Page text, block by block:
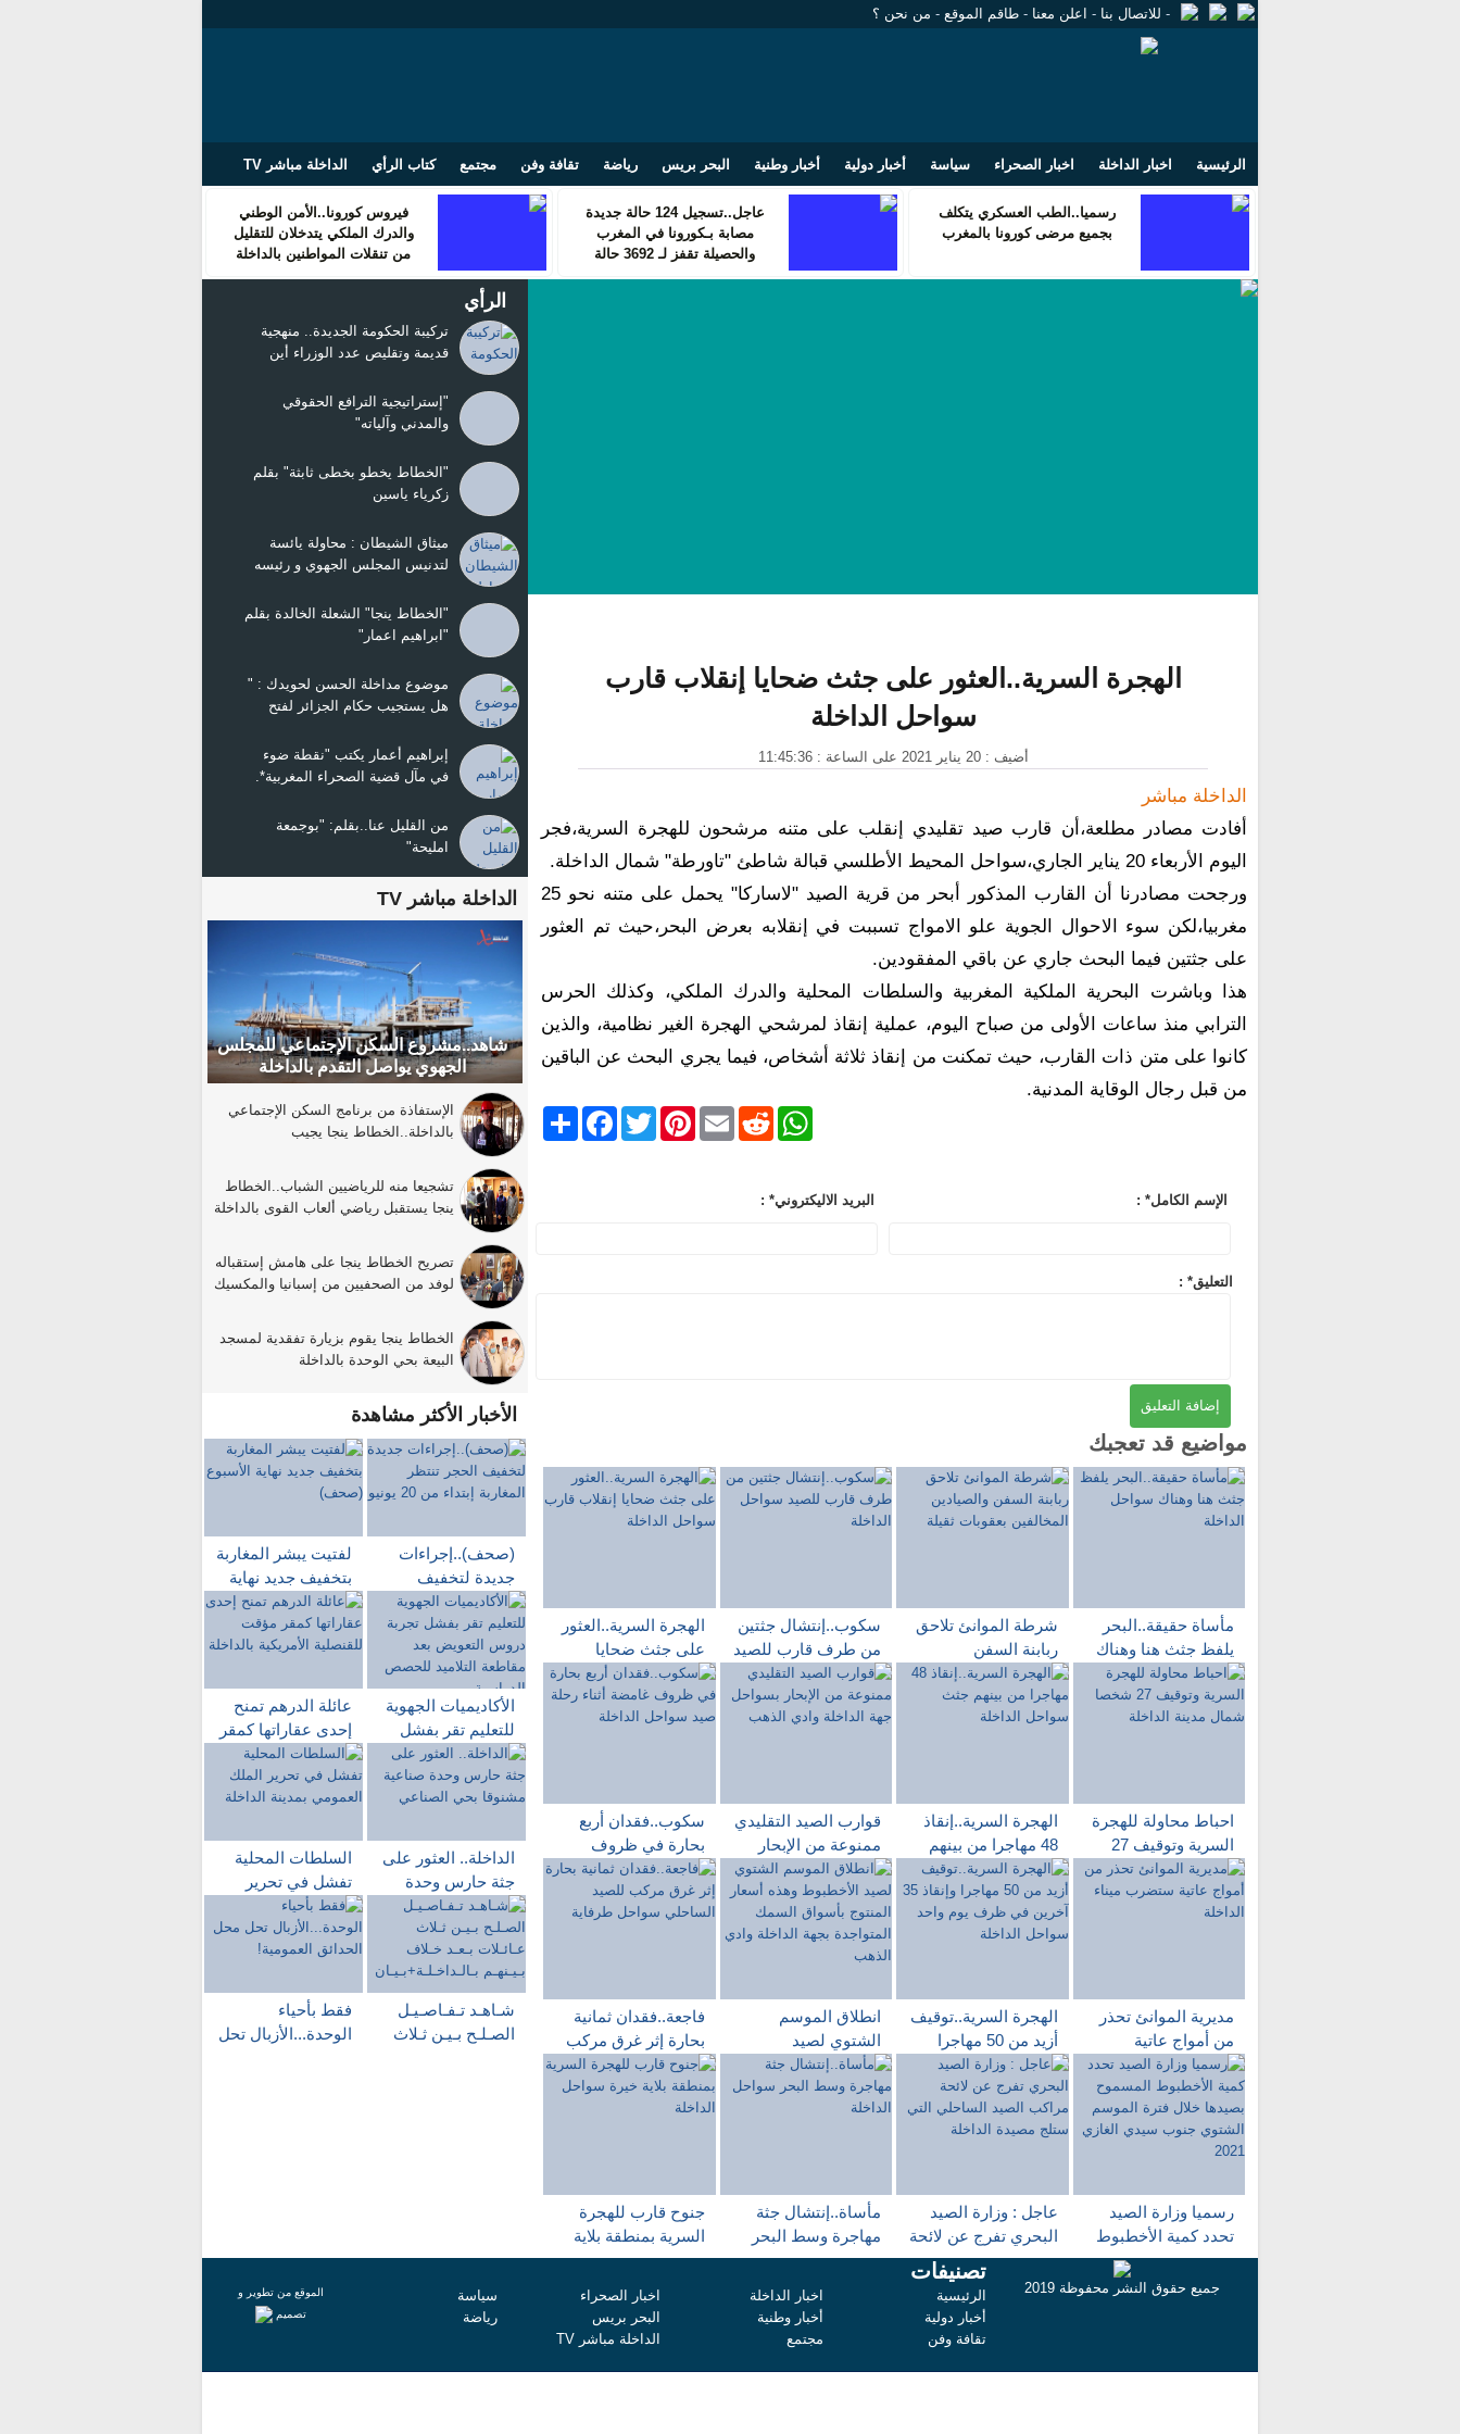
- للاتصال بنا - اعلن معنا - طاقم الموقع - من نحن ؟
الرئيسية اخبار الداخلة اخبار الصحراء سياسة أخبار دولية أخبار وطنية البحر بريس رياضة تقافة وفن مجتمع كتاب الرأي الداخلة مباشر TV
رسميا..الطب العسكري يتكلف
بجميع مرضى كورونا بالمغرب
عاجل..تسجيل 124 حالة جديدة
مصابة بـكورونا في المغرب
والحصيلة تقفز لـ 3692 حالة
فيروس كورونا..الأمن الوطني
والدرك الملكي يتدخلان للتقليل
من تنقلات المواطنين بالداخلة
الهجرة السرية..العثور على جثث ضحايا إنقلاب قارب
سواحل الداخلة
أضيف : 20 يناير 2021 على الساعة : 11:45:36
الداخلة مباشر
أفادت مصادر مطلعة،أن قارب صيد تقليدي إنقلب على متنه مرشحون للهجرة السرية،فجر
اليوم الأربعاء 20 يناير الجاري،سواحل المحيط الأطلسي قبالة شاطئ "تاورطة" شمال الداخلة.
ورجحت مصادرنا أن القارب المذكور أبحر من قرية الصيد "لاساركا" يحمل على متنه نحو 25
مغربيا،لكن سوء الاحوال الجوية علو الامواج تسببت في إنقلابه بعرض البحر،حيث تم العثور
على جثتين فيما البحث جاري عن باقي المفقودين.
هذا وباشرت البحرية الملكية المغربية والسلطات المحلية والدرك الملكي، وكذلك الحرس
الترابي منذ ساعات الأولى من صباح اليوم، عملية إنقاذ لمرشحي الهجرة الغير نظامية، والذين
كانوا على متن ذات القارب، حيث تمكنت من إنقاذ ثلاثة أشخاص، فيما يجري البحث عن الباقين
من قبل رجال الوقاية المدنية.
Share
FacebookTwitter
PinterestEmailReddit
WhatsApp
: *الإسم الكامل : *البريد الاليكتروني
: *التعليق
مواضيع قد تعجبك
مأساة حقيقة..البحر
يلفظ جثث هنا وهناك
سواحل الداخلة
شرطة الموانئ تلاحق
ربابنة السفن
والصيادين المخالفين
بعقوبات ثقيلة
سكوب..إنتشال جثتين
من طرف قارب للصيد
سواحل الداخلة
الهجرة السرية..العثور
على جثث ضحايا
إنقلاب قارب سواحل
الداخلة
احباط محاولة للهجرة
السرية وتوقيف 27
شخصا شمال مدينة
الداخلة
الهجرة السرية..إنقاذ
48 مهاجرا من بينهم
جثث سواحل الداخلة
قوارب الصيد التقليدي
ممنوعة من الإبحار
بسواحل جهة الداخلة
وادي الذهب
سكوب..فقدان أربع
بحارة في ظروف
غامضة أثناء رحلة صيد
سواحل الداخلة
مديرية الموانئ تحذر
من أمواج عاتية
ستضرب ميناء الداخلة
الهجرة السرية..توقيف
أزيد من 50 مهاجرا
وإنقاذ 35 آخرين في
ظرف يوم واحد
سواحل الداخلة
انطلاق الموسم
الشتوي لصيد
الأخطبوط وهذه أسعار
المنتوج بأسواق
السمك المتواجدة
فاجعة..فقدان ثمانية
بحارة إثر غرق مركب
للصيد الساحلي
سواحل طرفاية
رسميا وزارة الصيد
تحدد كمية الأخطبوط
المسموح بصيدها خلال
فترة الموسم الشتوي
عاجل : وزارة الصيد
البحري تفرج عن لائحة
مراكب الصيد
الساحلي التي ستلج
مصيدة الداخلة
مأساة..إنتشال جثة
مهاجرة وسط البحر
سواحل الداخلة
جنوح قارب للهجرة
السرية بمنطقة بلاية
خيرة سواحل الداخلة
الرأي
تركيبة الحكومة الجديدة.. منهجية
قديمة وتقليص عدد الوزراء أين
"إستراتيجية الترافع الحقوقي
والمدني وآلياته"
"الخطاط يخطو بخطى ثابثة" بقلم
زكرياء ياسين
ميثاق الشيطان : محاولة يائسة
لتدنيس المجلس الجهوي و رئيسه
"الخطاط ينجا" الشعلة الخالدة بقلم
"ابراهيم اعمار"
موضوع مداخلة الحسن لحويدك : "
هل يستجيب حكام الجزائر لفتح
إبراهيم أعمار يكتب "نقطة ضوء
في مآل قضية الصحراء المغربية*.
من القليل عنا..بقلم: "بوجمعة
امليحة"
الداخلة مباشر TV
شاهد..مشروع السكن الإجتماعي للمجلس
الجهوي يواصل التقدم بالداخلة
الإستفاذة من برنامج السكن الإجتماعي
بالداخلة..الخطاط ينجا يجيب
تشجيعا منه للرياضيين الشباب..الخطاط
ينجا يستقبل رياضي ألعاب القوى بالداخلة
تصريح الخطاط ينجا على هامش إستقباله
لوفد من الصحفيين من إسبانيا والمكسيك
الخطاط ينجا يقوم بزيارة تفقدية لمسجد
البيعة بحي الوحدة بالداخلة
الأخبار الأكثر مشاهدة
(صحف)..إجراءات
جديدة لتخفيف
الحجر تنتظر
المغاربة إبتداء من
20 يونيو
لفتيت يبشر المغاربة
بتخفيف جديد نهاية
الأسبوع (صحف)
الأكاديميات الجهوية
للتعليم تقر بفشل
تجربة دروس
التعويض بعد مقاطعة
التلاميد للحصص
عائلة الدرهم تمنح
إحدى عقاراتها كمقر
مؤقت للقنصلية
الأمريكية بالداخلة
الداخلة.. العثور على
جثة حارس وحدة
صناعية مشنوقا بحي
الصناعي
السلطات المحلية
تفشل في تحرير
الملك العمومي
بمدينة الداخلة
شـاهـد تـفـاصـيـل
الصـلـح بـيـن ثـلاث
فقط بأحياء
الوحدة...الأزبال تحل
جميع حقوق النشر محفوظة 2019
تصنيفات
الرئيسية اخبار الداخلة اخبار الصحراء
سياسة
أخبار دولية
أخبار وطنية البحر بريس
رياضة
تقافة وفن
مجتمع الداخلة مباشر TV
الموقع من تطوير و
تصميم